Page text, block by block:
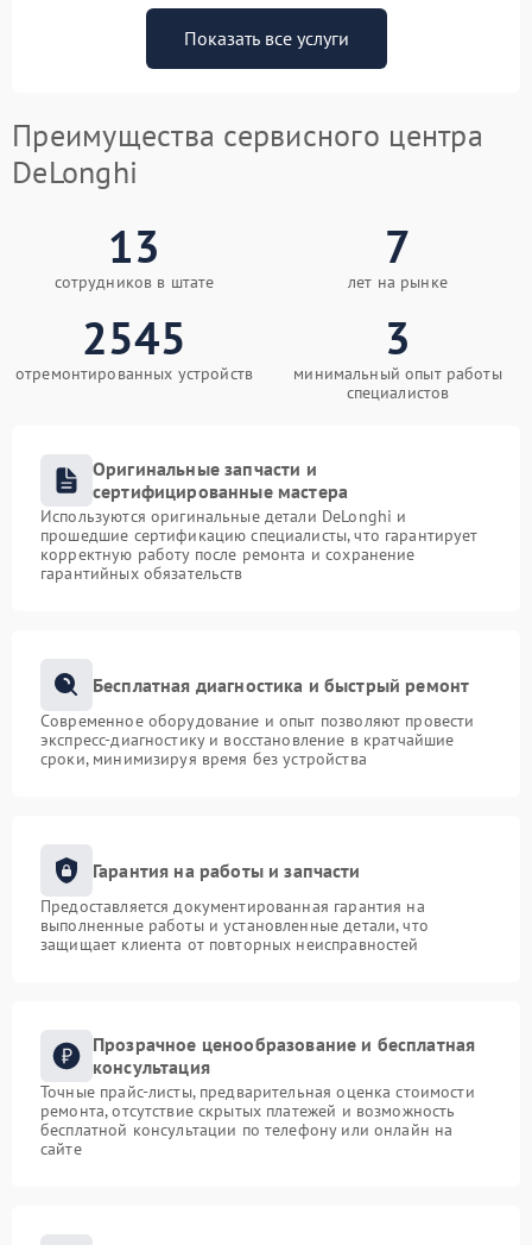
Показать все услуги
Преимущества сервисного центра
DeLonghi
13
сотрудников в штате
7
лет на рынке
2545
отремонтированных устройств
3
минимальный опыт работы
специалистов
Оригинальные запчасти и
сертифицированные мастера
Используются оригинальные детали DeLonghi и
прошедшие сертификацию специалисты, что гарантирует
корректную работу после ремонта и сохранение
гарантийных обязательств
Бесплатная диагностика и быстрый ремонт
Современное оборудование и опыт позволяют провести
экспресс-диагностику и восстановление в кратчайшие
сроки, минимизируя время без устройства
Гарантия на работы и запчасти
Предоставляется документированная гарантия на
выполненные работы и установленные детали, что
защищает клиента от повторных неисправностей
Прозрачное ценообразование и бесплатная
консультация
Точные прайс-листы, предварительная оценка стоимости
ремонта, отсутствие скрытых платежей и возможность
бесплатной консультации по телефону или онлайн на
сайте